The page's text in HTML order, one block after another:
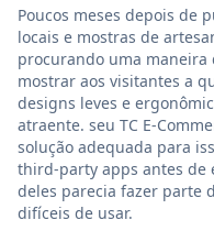
Poucos meses depois de
locais e mostras de
procurando uma maneira
mostrar aos visitantes a
designs leves e
atraente. seu TC E-
solução adequada para
third-party apps antes de
deles parecia fazer parte
difíceis de usar.